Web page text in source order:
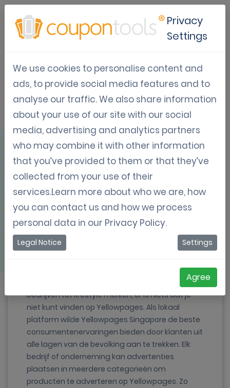
Gebruikscase:
Yellowpages
Singapore
OVERZICHT
Yellowpages Singapore biedt een innovatieve
ondernemers om in contact te komen met
bedrijven tot lifestyle merken, er is niets dat je
niet kunt vinden op Yellowpages. Als lokaal
platform wilde Yellowpages Singapore de beste
consumentenervaringen bieden door klanten uit
alle lagen van de bevolking aan te trekken. Elk
bedrijf of onderneming kan advertenties
plaatsen in meerdere categorieën om
producten te adverteren op Yellowpages. Zo
Privacy
Settings
We use cookies to personalise content and
ads, to provide social media features and to
analyse our traffic. We also share information
about your use of our site with our social
media, advertising and analytics partners
who may combine it with other information
that you’ve provided to them or that they’ve
collected from your use of their
services.Learn more about who we are, how
you can contact us and how we process
personal data in our Privacy Policy.
Legal Notice Settings
Agree